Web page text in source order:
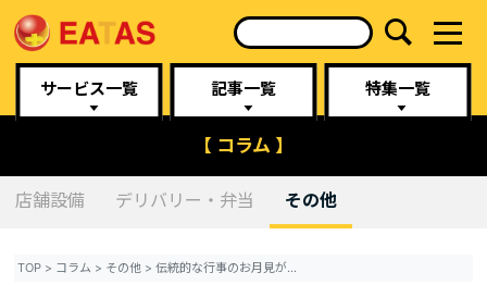
サービス一覧 記事一覧 特集一覧
【 コラム 】
店舗設備 デリバリー・弁当 その他
TOP > コラム > その他 > 伝統的な行事のお月見が日本で広まった経緯と主なお供え物